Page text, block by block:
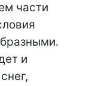
части
и